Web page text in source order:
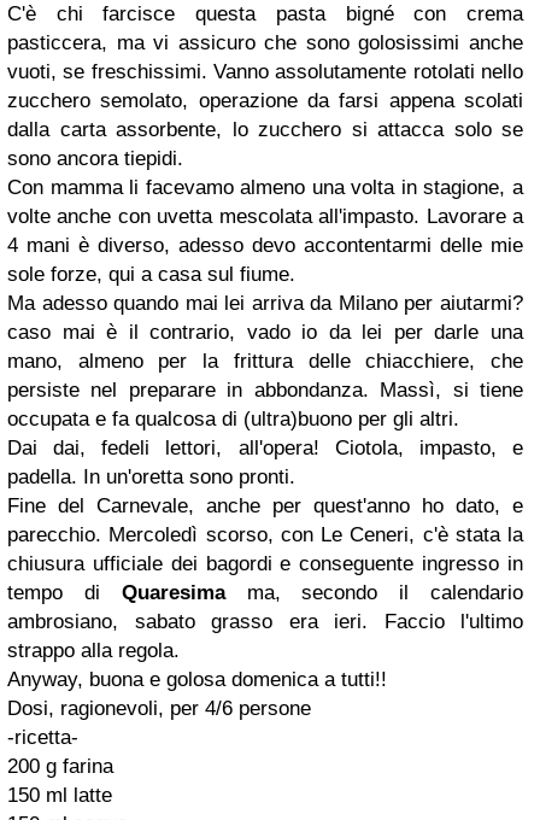
C'è chi farcisce questa pasta bigné con crema
pasticcera, ma vi assicuro che sono golosissimi anche
vuoti, se freschissimi. Vanno assolutamente rotolati nello
zucchero semolato, operazione da farsi appena scolati
dalla carta assorbente, lo zucchero si attacca solo se
sono ancora tiepidi.
Con mamma li facevamo almeno una volta in stagione, a
volte anche con uvetta mescolata all'impasto. Lavorare a
4 mani è diverso, adesso devo accontentarmi delle mie
sole forze, qui a casa sul fiume.
Ma adesso quando mai lei arriva da Milano per aiutarmi?
caso mai è il contrario, vado io da lei per darle una
mano, almeno per la frittura delle chiacchiere, che
persiste nel preparare in abbondanza. Massì, si tiene
occupata e fa qualcosa di (ultra)buono per gli altri.
Dai dai, fedeli lettori, all'opera! Ciotola, impasto, e
padella. In un'oretta sono pronti.
Fine del Carnevale, anche per quest'anno ho dato, e
parecchio. Mercoledì scorso, con Le Ceneri, c'è stata la
chiusura ufficiale dei bagordi e conseguente ingresso in
tempo di Quaresimama, secondo il calendario
ambrosiano, sabato grasso era ieri. Faccio l'ultimo
strappo alla regola.
Anyway, buona e golosa domenica a tutti!!
Dosi, ragionevoli, per 4/6 persone
-ricetta-
200 g farina
150 ml latte